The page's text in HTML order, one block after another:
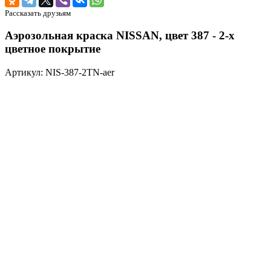
Рассказать друзьям
Аэрозольная краска NISSAN, цвет 387 - 2-х
цветное покрытие
Артикул: NIS-387-2TN-aer